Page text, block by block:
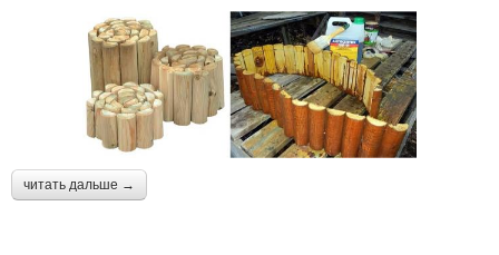
читать дальше →